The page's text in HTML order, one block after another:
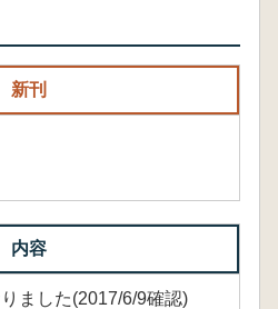
新刊
内容
ました(2017/6/9確認)